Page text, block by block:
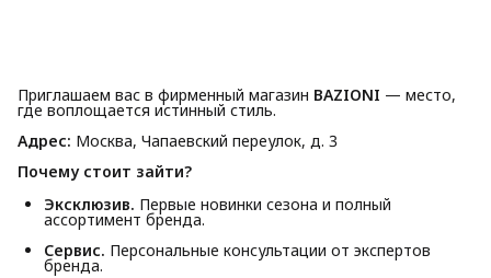
Приглашаем вас в фирменный магазин BAZIONI — место,
где воплощается истинный стиль.
Адрес: Москва, Чапаевский переулок, д. 3
Почему стоит зайти?
Эксклюзив. Первые новинки сезона и полный
ассортимент бренда.
Сервис. Персональные консультации от экспертов
бренда.